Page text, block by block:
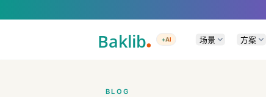
A Markdown version of this page is available at https://
+AI 场景 方案
BLOG